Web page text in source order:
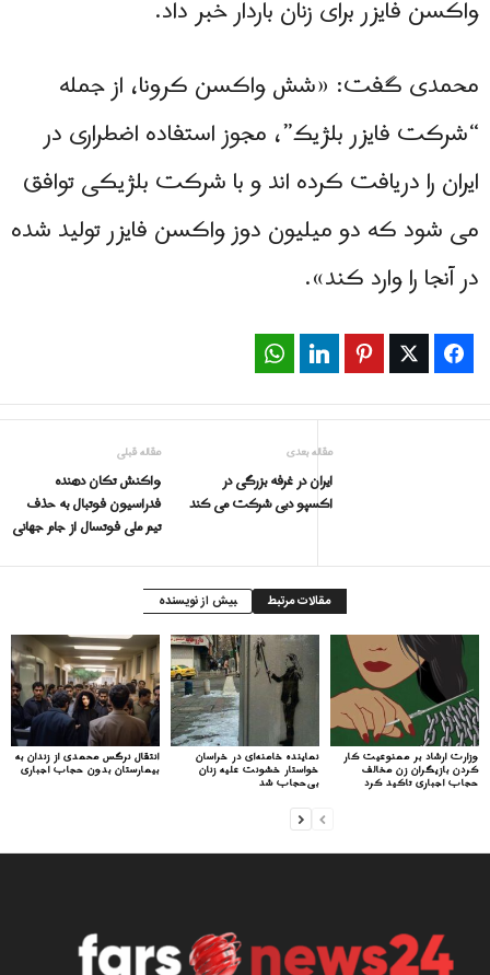
واکسن فایزر برای زنان باردار خبر داد.
محمدی گفت: «شش واکسن کرونا، از جمله
“شرکت فایزر بلژیک”، مجوز استفاده اضطراری در
ایران را دریافت کرده اند و با شرکت بلژیکی توافق
می شود که دو میلیون دوز واکسن فایزر تولید شده
در آنجا را وارد کند».
Facebook
Twitter
Pinterest
LinkedIn
مقاله قبلی
واکنش تکان دهنده
فدراسیون فوتبال به حذف
تیم ملی فوتسال از جام جهانی
مقاله بعدی
ایران در غرفه بزرگی در
اکسپو دبی شرکت می کند
مقالات مرتبط بیش از نویسنده
انتقال نرگس محمدی از زندان به
بیمارستان بدون حجاب اجباری
نماینده خامنه‌ای در خراسان
خواستار خشونت علیه زنان
بی‌حجاب شد
وزارت ارشاد بر ممنوعیت کار
کردن بازیگران زن مخالف
حجاب اجباری تاکید کرد